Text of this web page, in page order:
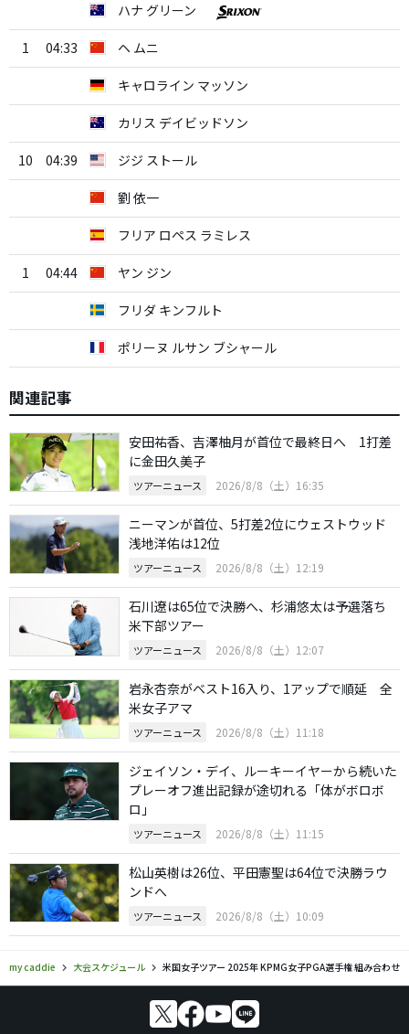
ハナ グリーン
1 04:33 ヘ ムニ
キャロライン マッソン
カリス デイビッドソン
10 04:39 ジジ ストール
劉 依一
フリア ロペス ラミレス
1 04:44 ヤン ジン
フリダ キンフルト
ポリーヌ ルサン ブシャール
関連記事
安田祐香、吉澤柚月が首位で最終日へ 1打差
に金田久美子
ツアーニュース 2026/8/8（土）16:35
ニーマンが首位、5打差2位にウェストウッド
浅地洋佑は12位
ツアーニュース 2026/8/8（土）12:19
石川遼は65位で決勝へ、杉浦悠太は予選落ち
米下部ツアー
ツアーニュース 2026/8/8（土）12:07
岩永杏奈がベスト16入り、1アップで順延 全
米女子アマ
ツアーニュース 2026/8/8（土）11:18
ジェイソン・デイ、ルーキーイヤーから続いた
プレーオフ進出記録が途切れる「体がボロボ
ロ」
ツアーニュース 2026/8/8（土）11:15
松山英樹は26位、平田憲聖は64位で決勝ラウ
ンドへ
ツアーニュース 2026/8/8（土）10:09
my caddie 大会スケジュール 米国女子ツアー 2025年 KPMG女子PGA選手権 組み合わせ